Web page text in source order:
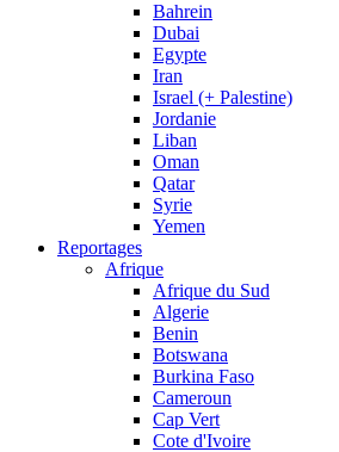
Bahrein
Dubai
Egypte
Iran
Israel (+ Palestine)
Jordanie
Liban
Oman
Qatar
Syrie
Yemen
Reportages
Afrique
Afrique du Sud
Algerie
Benin
Botswana
Burkina Faso
Cameroun
Cap Vert
Cote d'Ivoire